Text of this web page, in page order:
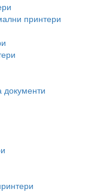
принтери
документи